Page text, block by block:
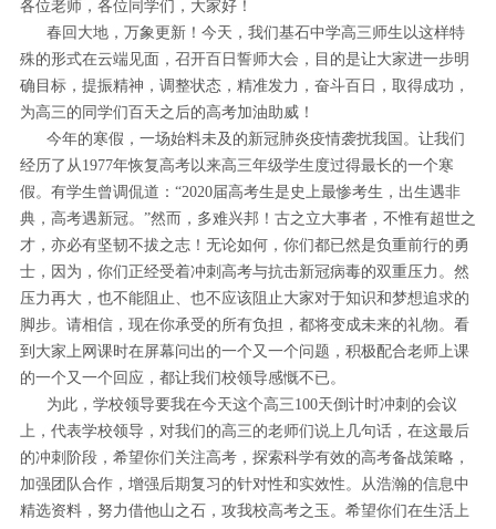
各位老师，各位同学们，大家好！
春回大地，万象更新！今天，我们基石中学高三师生以这样特
殊的形式在云端见面，召开百日誓师大会，目的是让大家进一步明
确目标，提振精神，调整状态，精准发力，奋斗百日，取得成功，
为高三的同学们百天之后的高考加油助威！
今年的寒假，一场始料未及的新冠肺炎疫情袭扰我国。让我们
经历了从1977年恢复高考以来高三年级学生度过得最长的一个寒
假。有学生曾调侃道：“2020届高考生是史上最惨考生，出生遇非
典，高考遇新冠。”然而，多难兴邦！古之立大事者，不惟有超世之
才，亦必有坚韧不拔之志！无论如何，你们都已然是负重前行的勇
士，因为，你们正经受着冲刺高考与抗击新冠病毒的双重压力。然
压力再大，也不能阻止、也不应该阻止大家对于知识和梦想追求的
脚步。请相信，现在你承受的所有负担，都将变成未来的礼物。看
到大家上网课时在屏幕问出的一个又一个问题，积极配合老师上课
的一个又一个回应，都让我们校领导感慨不已。
为此，学校领导要我在今天这个高三100天倒计时冲刺的会议
上，代表学校领导，对我们的高三的老师们说上几句话，在这最后
的冲刺阶段，希望你们关注高考，探索科学有效的高考备战策略，
加强团队合作，增强后期复习的针对性和实效性。从浩瀚的信息中
精选资料，努力借他山之石，攻我校高考之玉。希望你们在生活上